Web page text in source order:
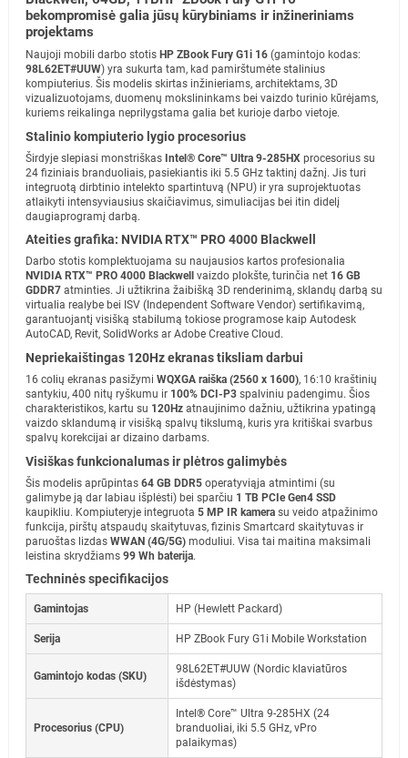
bekompromisė galia jūsų kūrybiniams ir inžineriniams
projektams
Naujoji mobili darbo stotis HP ZBook Fury G1i 16 (gamintojo kodas:
98L62ET#UUW) yra sukurta tam, kad pamirštumėte stalinius
kompiuterius. Šis modelis skirtas inžinieriams, architektams, 3D
vizualizuotojams, duomenų mokslininkams bei vaizdo turinio kūrėjams,
kuriems reikalinga neprilygstama galia bet kurioje darbo vietoje.
Stalinio kompiuterio lygio procesorius
Širdyje slepiasi monstriškas Intel® Core™ Ultra 9-285HX procesorius su
24 fiziniais branduoliais, pasiekiantis iki 5.5 GHz taktinį dažnį. Jis turi
integruotą dirbtinio intelekto spartintuvą (NPU) ir yra suprojektuotas
atlaikyti intensyviausius skaičiavimus, simuliacijas bei itin didelį
daugiaprogramį darbą.
Ateities grafika: NVIDIA RTX™ PRO 4000 Blackwell
Darbo stotis komplektuojama su naujausios kartos profesionalia
NVIDIA RTX™ PRO 4000 Blackwell
vaizdo plokšte, turinčia net 16 GB
GDDR7 atminties. Ji užtikrina žaibišką 3D renderinimą, sklandų darbą su
virtualia realybe bei ISV (Independent Software Vendor) sertifikavimą,
garantuojantį visišką stabilumą tokiose programose kaip Autodesk
AutoCAD, Revit, SolidWorks ar Adobe Creative Cloud.
Nepriekaištingas 120Hz ekranas tiksliam darbui
16 colių ekranas pasižymi WQXGA raiška (2560 x 1600), 16:10 kraštinių
santykiu, 400 nitų ryškumu ir 100% DCI-P3 spalviniu padengimu. Šios
charakteristikos, kartu su 120Hz atnaujinimo dažniu, užtikrina ypatingą
vaizdo sklandumą ir visišką spalvų tikslumą, kuris yra kritiškai svarbus
spalvų korekcijai ar dizaino darbams.
Visiškas funkcionalumas ir plėtros galimybės
Šis modelis aprūpintas 64 GB DDR5 operatyviąja atmintimi (su
galimybe ją dar labiau išplėsti) bei sparčiu 1 TB PCIe Gen4 SSD
kaupikliu. Kompiuteryje integruota 5 MP IR kamera su veido atpažinimo
funkcija, pirštų atspaudų skaitytuvas, fizinis Smartcard skaitytuvas ir
paruoštas lizdas WWAN (4G/5G) moduliui. Visa tai maitina maksimali
leistina skrydžiams 99 Wh baterija.
Techninės specifikacijos
Gamintojas HP (Hewlett Packard)
Serija HP ZBook Fury G1i Mobile Workstation
Gamintojo kodas (SKU)
98L62ET#UUW (Nordic klaviatūros
išdėstymas)
Procesorius (CPU)
Intel® Core™ Ultra 9-285HX (24
branduoliai, iki 5.5 GHz, vPro
palaikymas)